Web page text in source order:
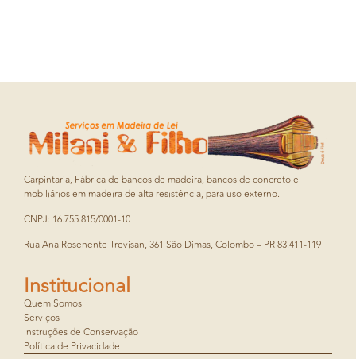
Carpintaria, Fábrica de bancos de madeira, bancos de concreto e
mobiliários em madeira de alta resistência, para uso externo.
CNPJ: 16.755.815/0001-10
Rua Ana Rosenente Trevisan, 361 São Dimas, Colombo – PR 83.411-119
Institucional
Quem Somos
Serviços
Instruções de Conservação
Política de Privacidade